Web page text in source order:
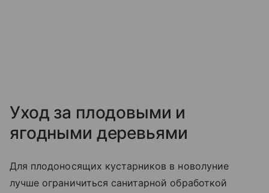
Уход за плодовыми и
ягодными деревьями
Для плодоносящих кустарников в новолуние
лучше ограничиться санитарной обработкой